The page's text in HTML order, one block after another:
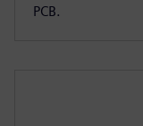
PCB.